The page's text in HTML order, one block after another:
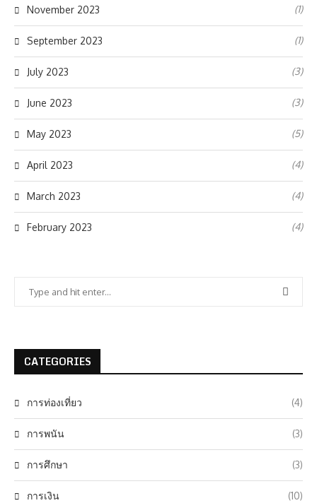
November 2023 (1)
September 2023 (1)
July 2023 (3)
June 2023 (3)
May 2023 (5)
April 2023 (4)
March 2023 (4)
February 2023 (4)
CATEGORIES
การท่องเที่ยว (4)
การพนัน (3)
การศึกษา (3)
การเงิน (10)